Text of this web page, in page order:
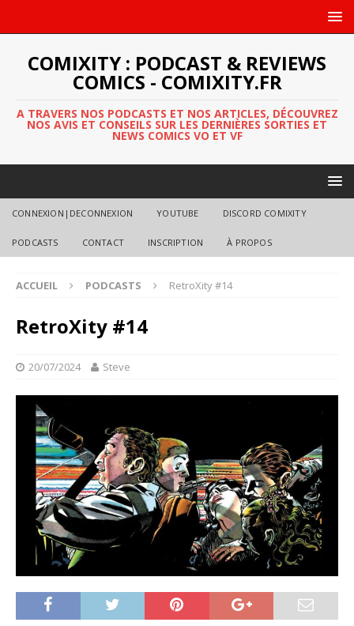
COMIXITY : PODCAST & REVIEWS
COMICS - COMIXITY.FR
A TRAVERS NOS PODCASTS ET NOS ARTICLES, DÉCOUVREZ
NOS AVIS ET CONSEILS SUR LES DERNIÈRES SORTIES ET
NEWS COMICS VO ET VF
CONNEXION|DECONNEXION YOUTUBE DISCORD COMIXITY
PODCASTS CONTACT INSCRIPTION À PROPOS
ACCUEIL PODCASTS RetroXity #14
RetroXity #14
20/07/2024 Steve